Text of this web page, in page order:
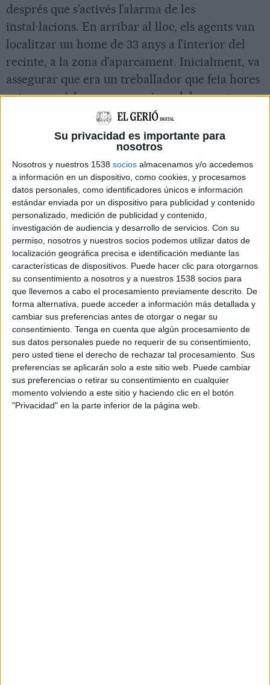
Su privacidad es importante para
nosotros
Nosotros y nuestros 1538 socios almacenamos y/o accedemos
a información en un dispositivo, como cookies, y procesamos
datos personales, como identificadores únicos e información
estándar enviada por un dispositivo para publicidad y contenido
personalizado, medición de publicidad y contenido,
investigación de audiencia y desarrollo de servicios. Con su
permiso, nosotros y nuestros socios podemos utilizar datos de
localización geográfica precisa e identificación mediante las
características de dispositivos. Puede hacer clic para otorgarnos
su consentimiento a nosotros y a nuestros 1538 socios para
que llevemos a cabo el procesamiento previamente descrito. De
forma alternativa, puede acceder a información más detallada y
cambiar sus preferencias antes de otorgar o negar su
consentimiento. Tenga en cuenta que algún procesamiento de
sus datos personales puede no requerir de su consentimiento,
pero usted tiene el derecho de rechazar tal procesamiento. Sus
preferencias se aplicarán solo a este sitio web. Puede cambiar
sus preferencias o retirar su consentimiento en cualquier
momento volviendo a este sitio y haciendo clic en el botón
"Privacidad" en la parte inferior de la página web.
després que s’activés l’alarma de les
instal·lacions. En arribar al lloc, els agents van
localitzar un home de 33 anys a l’interior del
recinte, a la zona d’aparcament. Inicialment, va
assegurar que era un treballador que feia hores
extres, però les comprovacions dels agents van
descartar aquesta versió.
Els mossos van detectar que la tapa del sistema
d’alarma havia estat manipulada i van
comprovar que diversos armariets dels
vestidors havien estat regirats. A més, l’home
portava unes vambes sostretes de l’interior de
l’empresa. Davant les evidències, va quedar
detingut per undelicte de robatori amb força
Identificat per les càmeres de seguretat
La segona detenció va tenir lloc la matinada del
8 de junyen una empresa delpolígon firal de
Figueres. L’autor havia sostret unabobina de
courei havia fugit abans de l’arribada de la
policia.
Les imatges de les càmeres de seguretat van
permetre als investigadors identificar el